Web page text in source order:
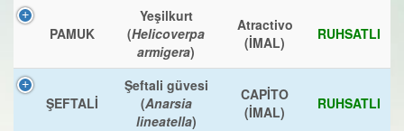
PAMUK
Yeşilkurt
(Helicoverpa
armigera)
Atractivo
(İMAL)
RUHSATLI
ŞEFTALİ
Şeftali güvesi
(Anarsia
lineatella)
CAPİTO
(İMAL)
RUHSATLI